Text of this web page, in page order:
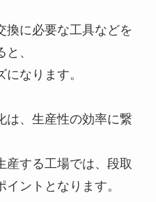
換に必要な工具などを
、
なります。
は、生産性の効率に繋
産する工場では、段取
ントとなります。